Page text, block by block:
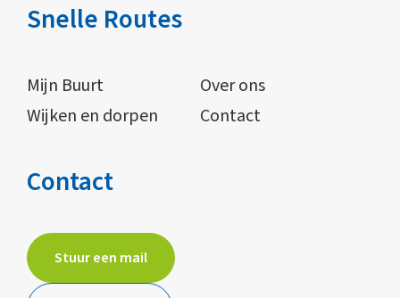
Snelle Routes
Mijn Buurt
Over ons
Wijken en dorpen
Contact
Contact
Stuur een mail